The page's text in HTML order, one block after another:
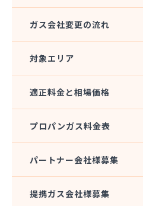
広川エナス株式会社糸崎営業
広島ガスプロパン株式会
課・オートスタンド
広島ガス呉販売株式会社
広島ガス呉販売株式会社
広島ガス高田販売株式会
広島ガス三原販売株式会社
広島ガス西中国株式会社
ガス会社変更の流れ
対象エリア
適正料金と相場価格
プロパンガス料金表
パートナー会社様募集
提携ガス会社様募集